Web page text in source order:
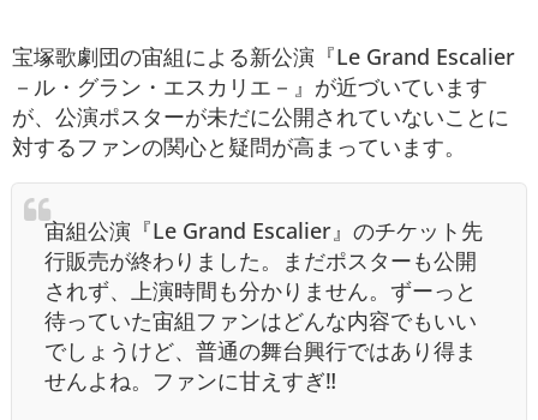
宝塚歌劇団の宙組による新公演『Le Grand Escalier
－ル・グラン・エスカリエ－』が近づいています
が、公演ポスターが未だに公開されていないことに
対するファンの関心と疑問が高まっています。
宙組公演『Le Grand Escalier』のチケット先
行販売が終わりました。まだポスターも公開
されず、上演時間も分かりません。ずーっと
待っていた宙組ファンはどんな内容でもいい
でしょうけど、普通の舞台興行ではあり得ま
せんよね。ファンに甘えすぎ‼️